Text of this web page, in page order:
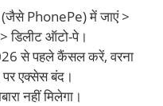
(जैसे PhonePe) में जाएं >
डिलीट ऑटो-पे।
से पहले कैंसल करें, वरना
एक्सेस बंद।
नहीं मिलेगा।